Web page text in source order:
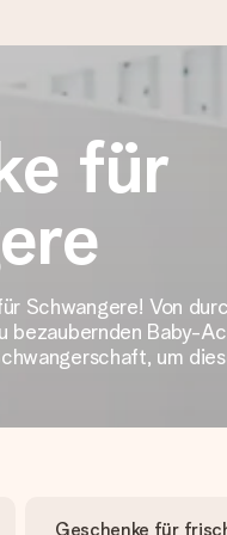
verschickt
vor und schicken es
Bewertungen)
bewerten uns mit 4,8
Schritten – mit
für
Schwangere! Von
bezaubernden Baby-
um
Geschenke für